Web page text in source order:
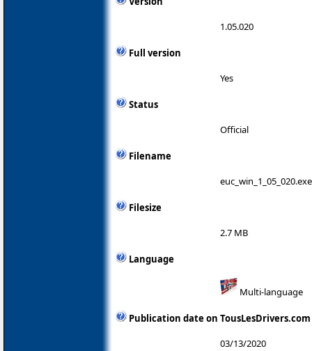
1.05.020
Full version
Yes
Status
Official
Filename
euc_win_1_05_020.exe
Filesize
2.7 MB
Language
Multi-language
Publication date on TousLesDrivers.com
03/13/2020